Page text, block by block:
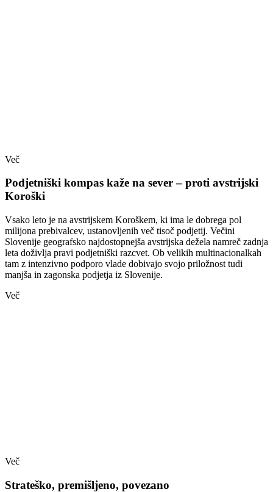
Več
Podjetniški kompas kaže na sever – proti avstrijski
Koroški
Vsako leto je na avstrijskem Koroškem, ki ima le dobrega pol
milijona prebivalcev, ustanovljenih več tisoč podjetij. Večini
Slovenije geografsko najdostopnejša avstrijska dežela namreč zadnja
leta doživlja pravi podjetniški razcvet. Ob velikih multinacionalkah
tam z intenzivno podporo vlade dobivajo svojo priložnost tudi
manjša in zagonska podjetja iz Slovenije.
Več
Več
Strateško, premišljeno, povezano